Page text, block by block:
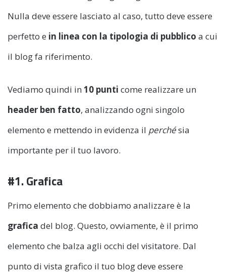
Nulla deve essere lasciato al caso, tutto deve essere
perfetto e in linea con la tipologia di pubblico a cui
il blog fa riferimento.
Vediamo quindi in 10 punti come realizzare un
header ben fatto, analizzando ogni singolo
elemento e mettendo in evidenza il perchésia
importante per il tuo lavoro.
#1. Grafica
Primo elemento che dobbiamo analizzare è la
grafica del blog. Questo, ovviamente, è il primo
elemento che balza agli occhi del visitatore. Dal
punto di vista grafico il tuo blog deve essere